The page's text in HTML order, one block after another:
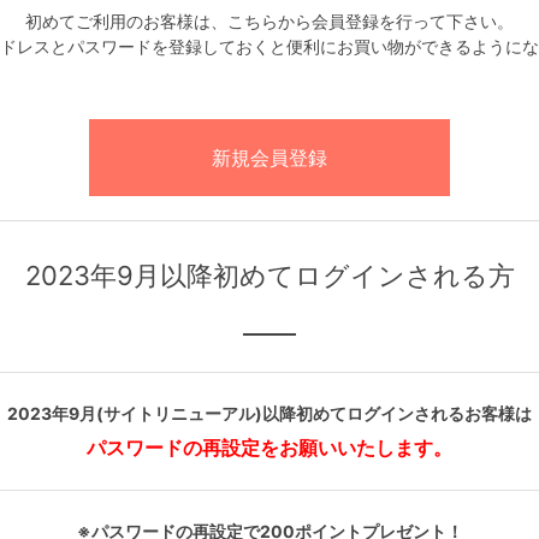
初めてご利用のお客様は、こちらから会員登録を行って下さい。
レスとパスワードを登録しておくと便利にお買い物ができるように
2023年9月以降初めてログインされる方
2023年9月(サイトリニューアル)以降初めてログインされるお客様は
パスワードの再設定をお願いいたします。
※パスワードの再設定で200ポイントプレゼント！